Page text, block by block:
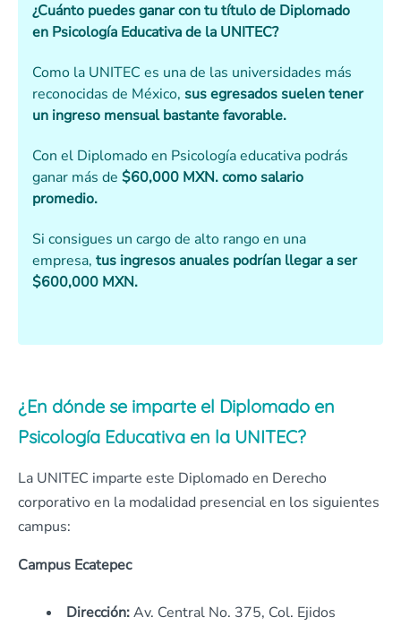
¿Cuánto puedes ganar con tu título de Diplomado
en Psicología Educativa de la UNITEC?
Como la UNITEC es una de las universidades más
reconocidas de México, sus egresados suelen tener
un ingreso mensual bastante favorable.
Con el Diplomado en Psicología educativa podrás
ganar más de $60,000 MXN. como salario
promedio.
Si consigues un cargo de alto rango en una
empresa, tus ingresos anuales podrían llegar a ser
$600,000 MXN.
¿En dónde se imparte el Diplomado en
Psicología Educativa en la UNITEC?
La UNITEC imparte este Diplomado en Derecho
corporativo en la modalidad presencial en los siguientes
campus:
Campus Ecatepec
Dirección:Av. Central No. 375, Col. Ejidos